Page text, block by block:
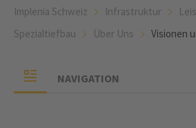
Implenia Schweiz Infrastruktur
Spezialtiefbau
Über Uns Visionen
NAVIGATION